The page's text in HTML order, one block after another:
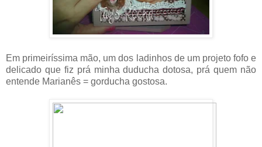
Em primeiríssima mão, um dos ladinhos de um projeto fofo e
delicado que fiz prá minha duducha dotosa, prá quem não
entende Marianês = gorducha gostosa.